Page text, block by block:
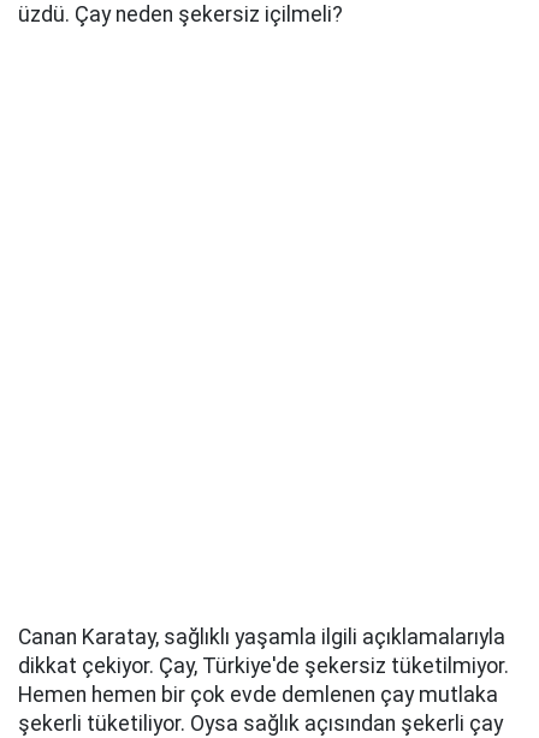
üzdü. Çay neden şekersiz içilmeli?
Canan Karatay, sağlıklı yaşamla ilgili açıklamalarıyla
dikkat çekiyor. Çay, Türkiye'de şekersiz tüketilmiyor.
Hemen hemen bir çok evde demlenen çay mutlaka
şekerli tüketiliyor. Oysa sağlık açısından şekerli çay